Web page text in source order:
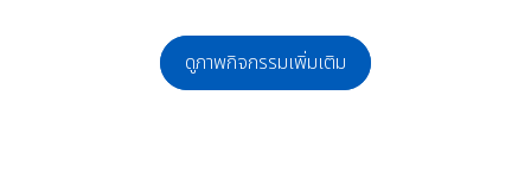
ดูภาพกิจกรรมเพิ่มเติม